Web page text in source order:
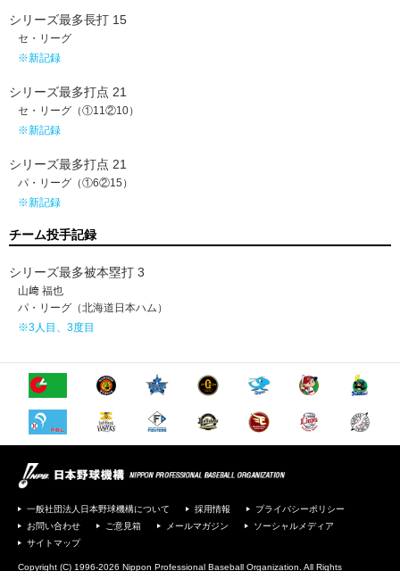
シリーズ最多長打 15
セ・リーグ
※新記録
シリーズ最多打点 21
セ・リーグ（①11②10）
※新記録
シリーズ最多打点 21
パ・リーグ（①6②15）
※新記録
チーム投手記録
シリーズ最多被本塁打 3
山﨑 福也
パ・リーグ（北海道日本ハム）
※3人目、3度目
一般社団法人日本野球機構について 採用情報
プライバシーポリシー
お問い合わせ
ご意見箱 メールマガジン
ソーシャルメディア
サイトマップ
Copyright (C) 1996-2026 Nippon Professional Baseball Organization. All Rights